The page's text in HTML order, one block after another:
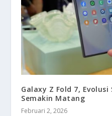
Galaxy Z Fold 7,
Semakin Matang
Februari 2, 2026